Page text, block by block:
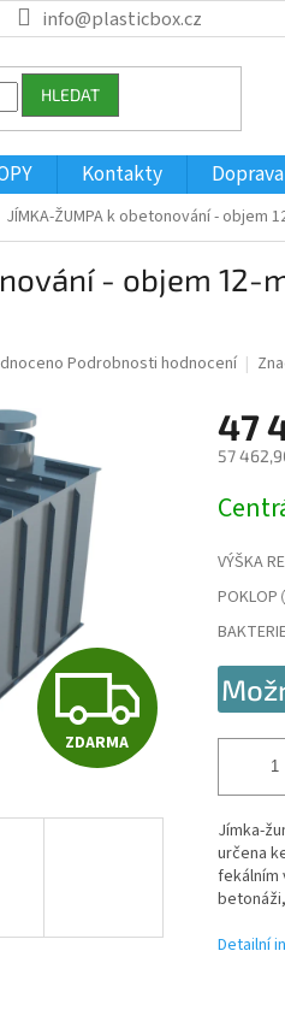
info@plasticbox.cz
HLEDAT
Kontakty
JÍMKA-ŽUMPA k obetonování - objem
- objem 12-
Podrobnosti hodnocení
Z
D
R
ZDARMA
47
57
cena:
VÝŠKA
POKLOP
Jímka-
určena
fekálním
Detailní